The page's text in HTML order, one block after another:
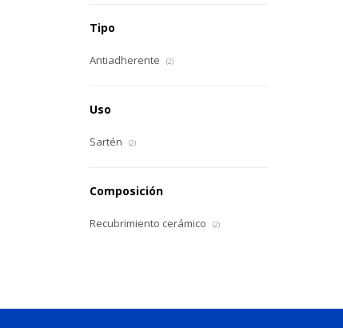
Tipo
Antiadherente (2)
Uso
Sartén (2)
Composición
Recubrimiento cerámico (2)